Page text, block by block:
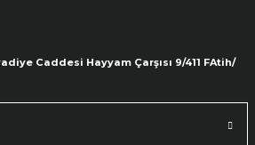
Caddesi Hayyam Çarşısı 9/411 FAtih/